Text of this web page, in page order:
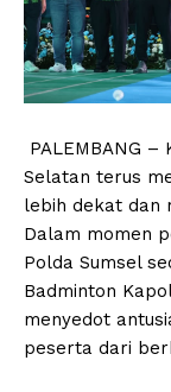
​PALEMBANG
Selatan terus
lebih dekat dan
Dalam momen
Polda Sumsel
Badminton
menyedot
peserta dari